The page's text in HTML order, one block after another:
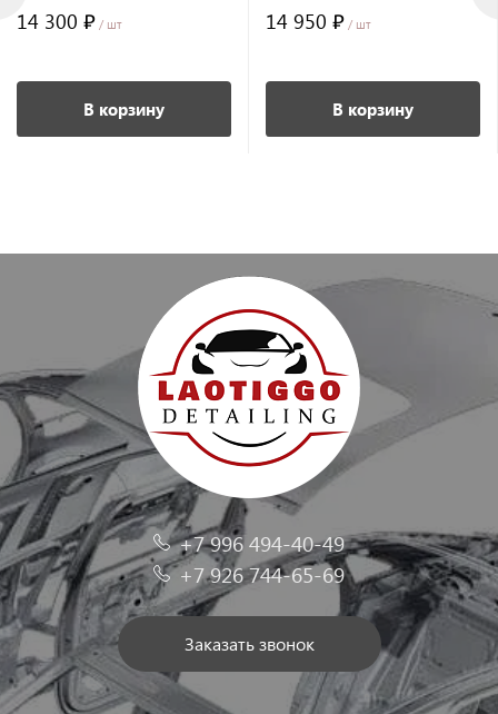
14 300 ₽ / шт
В корзину
14 950 ₽ / шт
В корзину
+7 996 494-40-49
+7 926 744-65-69
Заказать звонок